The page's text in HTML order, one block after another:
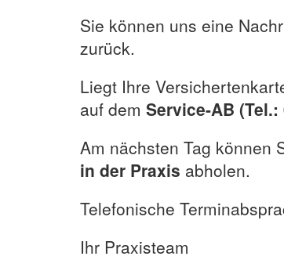
Sie können uns eine
zurück.
Liegt Ihre
auf dem Service-AB (Tel.:
Am nächsten Tag können
in der Praxis abholen.
Telefonische
Ihr Praxisteam